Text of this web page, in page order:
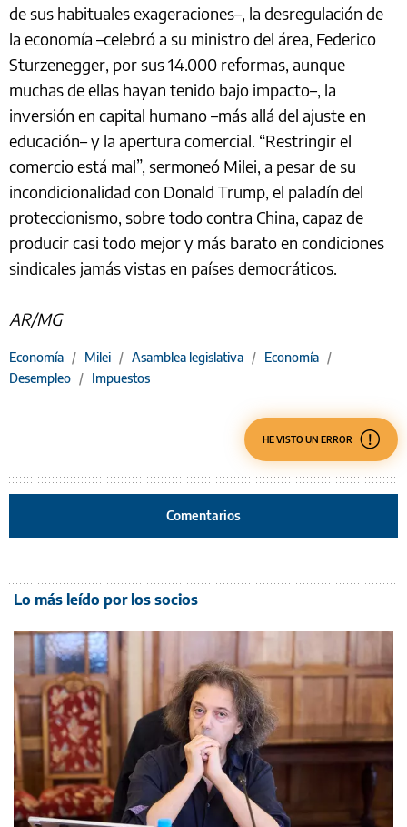
de sus habituales exageraciones–, la desregulación de
la economía –celebró a su ministro del área, Federico
Sturzenegger, por sus 14.000 reformas, aunque
muchas de ellas hayan tenido bajo impacto–, la
inversión en capital humano –más allá del ajuste en
educación– y la apertura comercial. “Restringir el
comercio está mal”, sermoneó Milei, a pesar de su
incondicionalidad con Donald Trump, el paladín del
proteccionismo, sobre todo contra China, capaz de
producir casi todo mejor y más barato en condiciones
sindicales jamás vistas en países democráticos.
AR/MG
Economía / Milei / Asamblea legislativa / Economía /
Desempleo / Impuestos
HE VISTO UN ERROR
Comentarios
Lo más leído por los socios